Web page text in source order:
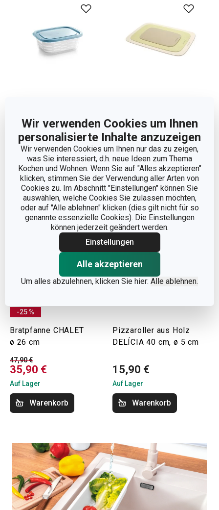
Wir verwenden Cookies um Ihnen
personalisierte Inhalte anzuzeigen
Wir verwenden Cookies um Ihnen nur das zu zeigen,
was Sie interessiert, d.h. neue Ideen zum Thema
Kochen und Wohnen. Wenn Sie auf "Alles akzeptieren"
klicken, stimmen Sie der Verwendung aller Arten von
Cookies zu. Im Abschnitt "Einstellungen" können Sie
auswählen, welche Cookies Sie zulassen möchten,
oder auf "Alle ablehnen" klicken (dies gilt nicht für so
genannte essenzielle Cookies). Die Einstellungen
können jederzeit geändert werden.
Einstellungen
Alle akzeptieren
Um alles abzulehnen, klicken Sie hier: Alle ablehnen.
Körbchen 4FOOD 1,0 l
11,90 €
Auf Lager
Warenkorb
PRESTO, Set 3 St.
12,90 €
Auf Lager
Warenkorb
-25 %
Bratpfanne CHALET
ø 26 cm
47,90 €
35,90 €
Auf Lager
Warenkorb
Pizzaroller aus Holz
DELÍCIA 40 cm, ø 5 cm
15,90 €
Auf Lager
Warenkorb